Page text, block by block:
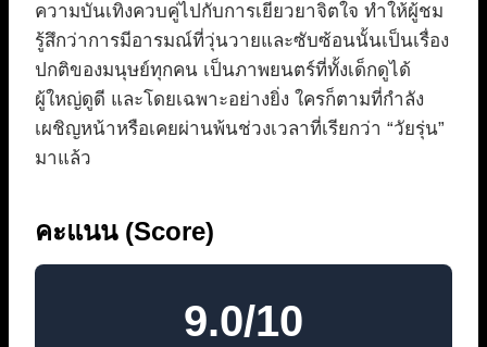
ความบันเทิงควบคู่ไปกับการเยียวยาจิตใจ ทำให้ผู้ชม
รู้สึกว่าการมีอารมณ์ที่วุ่นวายและซับซ้อนนั้นเป็นเรื่อง
ปกติของมนุษย์ทุกคน เป็นภาพยนตร์ที่ทั้งเด็กดูได้
ผู้ใหญ่ดูดี และโดยเฉพาะอย่างยิ่ง ใครก็ตามที่กำลัง
เผชิญหน้าหรือเคยผ่านพ้นช่วงเวลาที่เรียกว่า “วัยรุ่น”
มาแล้ว
คะแนน (Score)
9.0/10